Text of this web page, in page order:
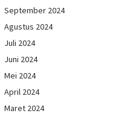
September 2024
Agustus 2024
Juli 2024
Juni 2024
Mei 2024
April 2024
Maret 2024